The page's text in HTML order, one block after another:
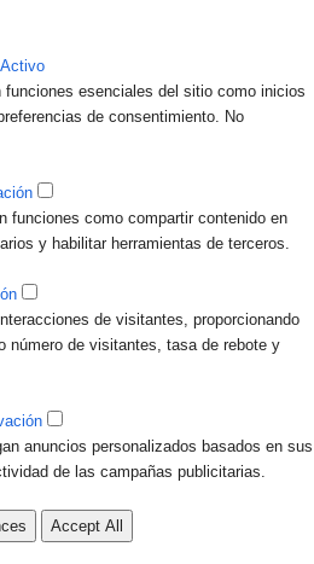
esenciales del sitio como inicios
de consentimiento. No
funciones como compartir contenido en
y habilitar herramientas de terceros.
de visitantes, proporcionando
número de visitantes, tasa de rebote y
anuncios personalizados basados en sus
de las campañas publicitarias.
Accept All